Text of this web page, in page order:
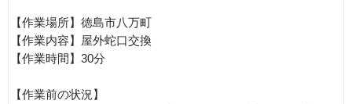
【作業場所】徳島市八万町
【作業内容】屋外蛇口交換
【作業時間】30分
【作業前の状況】